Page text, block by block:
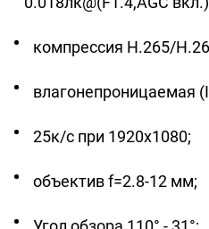
компрессия H.265/
влагонепроницаемая
25к/с при 1920x1080;
объектив f=2.8-12 мм;